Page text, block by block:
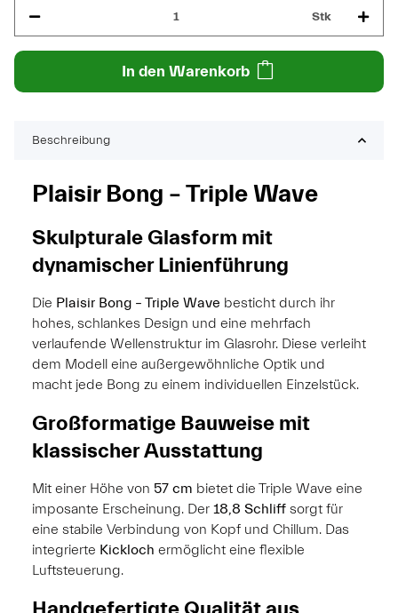
Stk
In den Warenkorb
Beschreibung
Plaisir Bong – Triple Wave
Skulpturale Glasform mit
dynamischer Linienführung
Die Plaisir Bong – Triple Wave besticht durch ihr
hohes, schlankes Design und eine mehrfach
verlaufende Wellenstruktur im Glasrohr. Diese verleiht
dem Modell eine außergewöhnliche Optik und
macht jede Bong zu einem individuellen Einzelstück.
Großformatige Bauweise mit
klassischer Ausstattung
Mit einer Höhe von 57 cm bietet die Triple Wave eine
imposante Erscheinung. Der 18,8 Schliff sorgt für
eine stabile Verbindung von Kopf und Chillum. Das
integrierte Kickloch ermöglicht eine flexible
Luftsteuerung.